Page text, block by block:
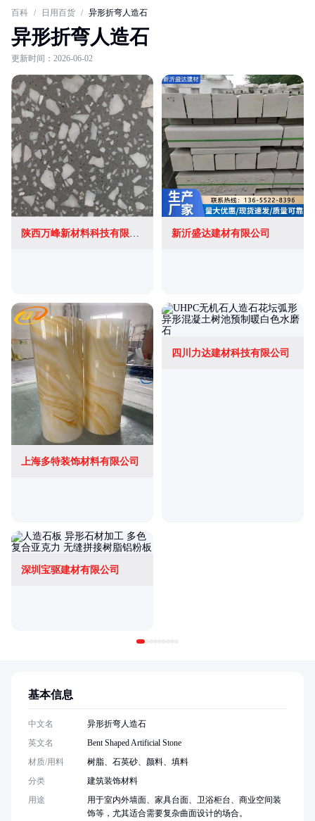
百科 / 日用百货 / 异形折弯人造石
异形折弯人造石
更新时间：2026-06-02
陕西万峰新材料科技有限公司 新沂盛达建材有限公司
上海多特装饰材料有限公司
四川力达建材科技有限公司
深圳宝驱建材有限公司
基本信息
中文名
异形折弯人造石
英文名
Bent Shaped Artificial Stone
材质/用料
树脂、石英砂、颜料、填料
分类
建筑装饰材料
用途
用于室内外墙面、家具台面、卫浴柜台、商业空间装
饰等，尤其适合需要复杂曲面设计的场合。